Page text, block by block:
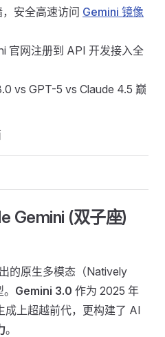
安全高速访问 Gemini 镜像
官网注册到 API 开发接入全
vs GPT-5 vs Claude 4.5 巅
Gemini (双子座)
的原生多模态（Natively
Gemini 3.0 作为 2025 年
成上超越前代，更构建了 AI
。